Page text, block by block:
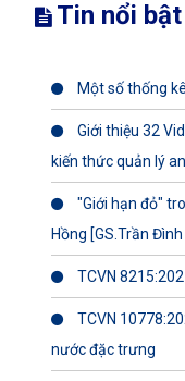
Tin nổi bật
Một số thống
Giới thiệu 32
kiến thức quản lý
"Giới hạn đỏ"
Hồng [GS.Trần Đình
TCVN
TCVN
nước đặc trưng